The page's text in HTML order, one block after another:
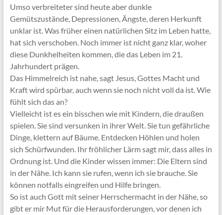
Umso verbreiteter sind heute aber dunkle
Gemütszustände, Depressionen, Ängste, deren Herkunft
unklar ist. Was früher einen natürlichen Sitz im Leben hatte,
hat sich verschoben. Noch immer ist nicht ganz klar, woher
diese Dunkhelheiten kommen, die das Leben im 21.
Jahrhundert prägen.
Das Himmelreich ist nahe, sagt Jesus, Gottes Macht und
Kraft wird spürbar, auch wenn sie noch nicht voll da ist. Wie
fühlt sich das an?
Vielleicht ist es ein bisschen wie mit Kindern, die draußen
spielen. Sie sind versunken in ihrer Welt. Sie tun gefährliche
Dinge, klettern auf Bäume. Entdecken Höhlen und holen
sich Schürfwunden. Ihr fröhlicher Lärm sagt mir, dass alles in
Ordnung ist. Und die Kinder wissen immer: Die Eltern sind
in der Nähe. Ich kann sie rufen, wenn ich sie brauche. Sie
können notfalls eingreifen und Hilfe bringen.
So ist auch Gott mit seiner Herrschermacht in der Nähe, so
gibt er mir Mut für die Herausforderungen, vor denen ich